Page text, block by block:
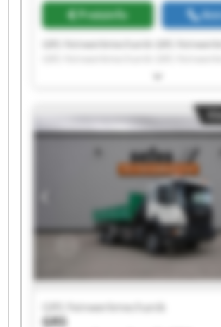
Preisinfo
GRS Feinwerkmechanik GRS
GRS Feinwerkmechanik GRS
GRS Feinwerkmechanik GRS
GRS Feinwerkmechanik GRS
GRS Feinwerkmechanik GRS
GRS Feinwerkmechanik GRS
GRS Feinwerkmechanik GRS
GRS Feinwerkmechanik GRS
GRS Feinwerkmechanik
GRS